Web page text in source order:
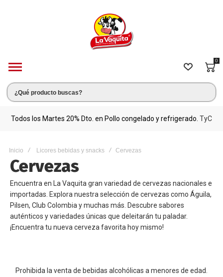
0
Todos los Martes 20% Dto. en Pollo congelado y refrigerado. TyC
Inicio Licores bebidas y snacks Cervezas
Cervezas
Encuentra en La Vaquita gran variedad de cervezas nacionales e
importadas. Explora nuestra selección de cervezas como Águila,
Pilsen, Club Colombia y muchas más. Descubre sabores
auténticos y variedades únicas que deleitarán tu paladar.
¡Encuentra tu nueva cerveza favorita hoy mismo!
Prohibida la venta de bebidas alcohólicas a menores de edad.